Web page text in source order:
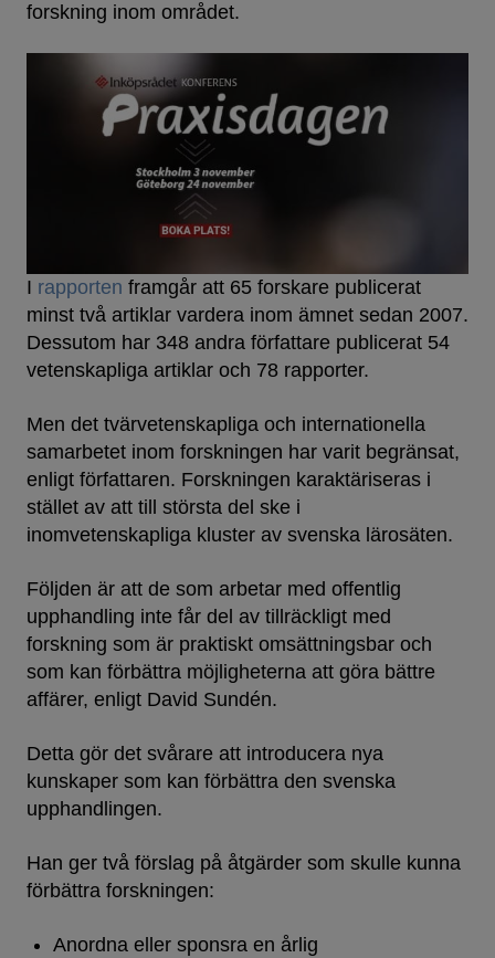
forskning inom området.
I rapporten framgår att 65 forskare publicerat
minst två artiklar vardera inom ämnet sedan 2007.
Dessutom har 348 andra författare publicerat 54
vetenskapliga artiklar och 78 rapporter.
Men det tvärvetenskapliga och internationella
samarbetet inom forskningen har varit begränsat,
enligt författaren. Forskningen karaktäriseras i
stället av att till största del ske i
inomvetenskapliga kluster av svenska lärosäten.
Följden är att de som arbetar med offentlig
upphandling inte får del av tillräckligt med
forskning som är praktiskt omsättningsbar och
som kan förbättra möjligheterna att göra bättre
affärer, enligt David Sundén.
Detta gör det svårare att introducera nya
kunskaper som kan förbättra den svenska
upphandlingen.
Han ger två förslag på åtgärder som skulle kunna
förbättra forskningen:
Anordna eller sponsra en årlig